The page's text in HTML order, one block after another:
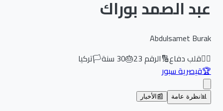
عبد الصمد بوراك
Abdulsamet Burak
قلب دفاع🔢الرقم23
🎂
30سنة🏳️تركيا
قيصرية سبور
نظرة عامة 📰 الأخبار